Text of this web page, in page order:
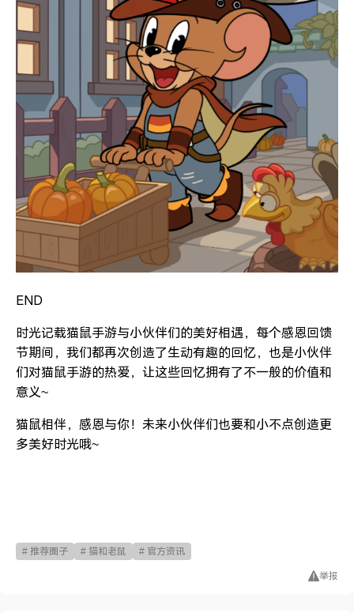
END
时光记载猫鼠手游与小伙伴们的美好相遇，每个感恩回馈
节期间，我们都再次创造了生动有趣的回忆，也是小伙伴
们对猫鼠手游的热爱，让这些回忆拥有了不一般的价值和
意义~
猫鼠相伴，感恩与你！未来小伙伴们也要和小不点创造更
多美好时光哦~
# 推荐圈子 # 猫和老鼠 # 官方资讯
举报